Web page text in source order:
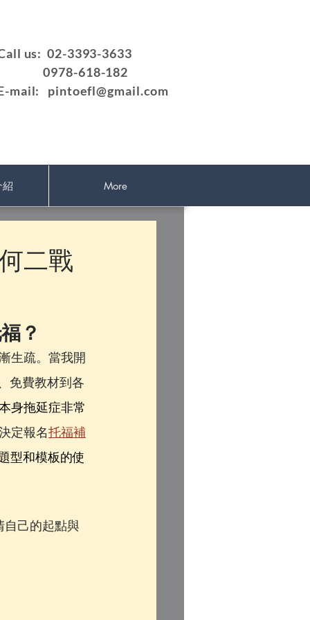
us: 02-3393-3633
618-182
mail: pintoefl@gmail.com
More
二戰
？
生疏。當我開
免費教材到各
身拖延症非常
定報名托福補
型和模板的使
自己的起點與